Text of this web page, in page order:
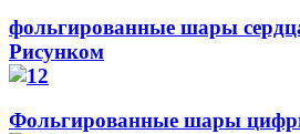
фольгированные шары
Рисунком
Фольгированные шары